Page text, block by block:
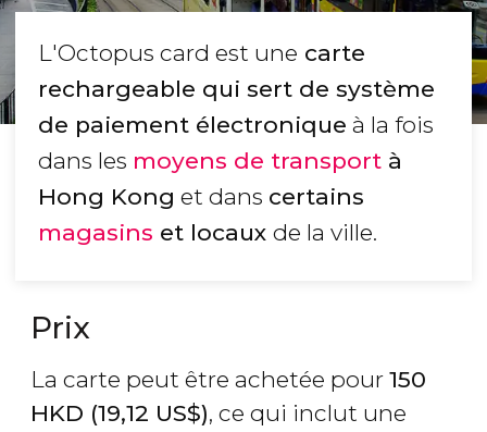
L'Octopus card est une carte
rechargeable qui sert de système
de paiement électronique à la fois
dans les moyens de transport à
Hong Kong et dans certains
magasins et locaux de la ville.
Prix
La carte peut être achetée pour 150
HKD (19,12 US$), ce qui inclut une